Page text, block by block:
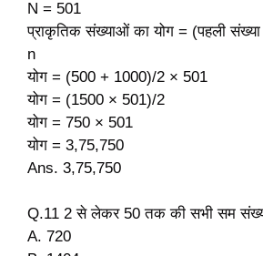
N = 501
प्राकृतिक संख्याओं का योग = (पहली
n
योग = (500 + 1000)/2 × 501
योग = (1500 × 501)/2
योग = 750 × 501
योग = 3,75,750
Ans. 3,75,750
Q.11 2 से लेकर 50 तक की सभी सम
A. 720